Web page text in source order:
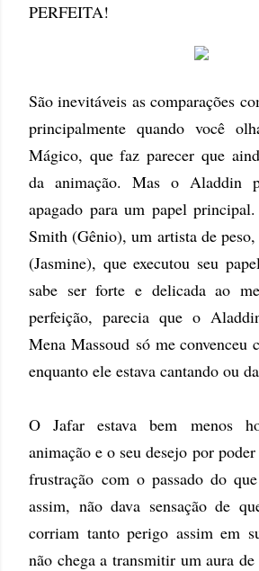
PERFEITA!
São inevitáveis as comparações
principalmente quando você
Mágico, que faz parecer que
da animação. Mas o Aladdin
apagado para um papel
Smith (Gênio), um artista de
(Jasmine), que executou seu
sabe ser forte e delicada ao
perfeição, parecia que o
Mena Massoudsó me convenceu
enquanto ele estava cantando ou
O Jafar estava bem menos
animação e o seu desejo por
frustração com o passado do
assim, não dava sensação de
corriam tanto perigo assim em
não chega a transmitir um aura